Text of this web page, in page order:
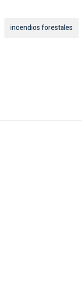
incendios forestales